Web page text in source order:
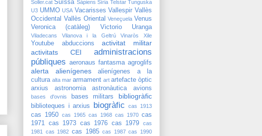
Soller.cat Suïssa Sàpiens Síria Telstar Tunguska
U3 UMMO USA Vacarisses Vallespir Vallès
Occidental Vallès Oriental Veneçuela Venus
Veronica (catàleg)
Victorio Uranga
Viladecans Vilanova i la Geltrú Vinaròs Xile
Youtube abduccions
activitat militar
activitats CEI
administracions
públiques aeronaus fantasma agroglifs
alerta alienígenes
alienígenes a la
cultura alta mar armament art artefacte òptic
arxius
astronomia astronàutica avions
bases d'ovnis bases militars bibliogràfic
biblioteques i arxius biogràfic cas 1913
cas 1950 cas 1965 cas 1968 cas 1970 cas
1971 cas 1973 cas 1976 cas 1979
cas
1981
cas 1982 cas 1985 cas 1987 cas 1990